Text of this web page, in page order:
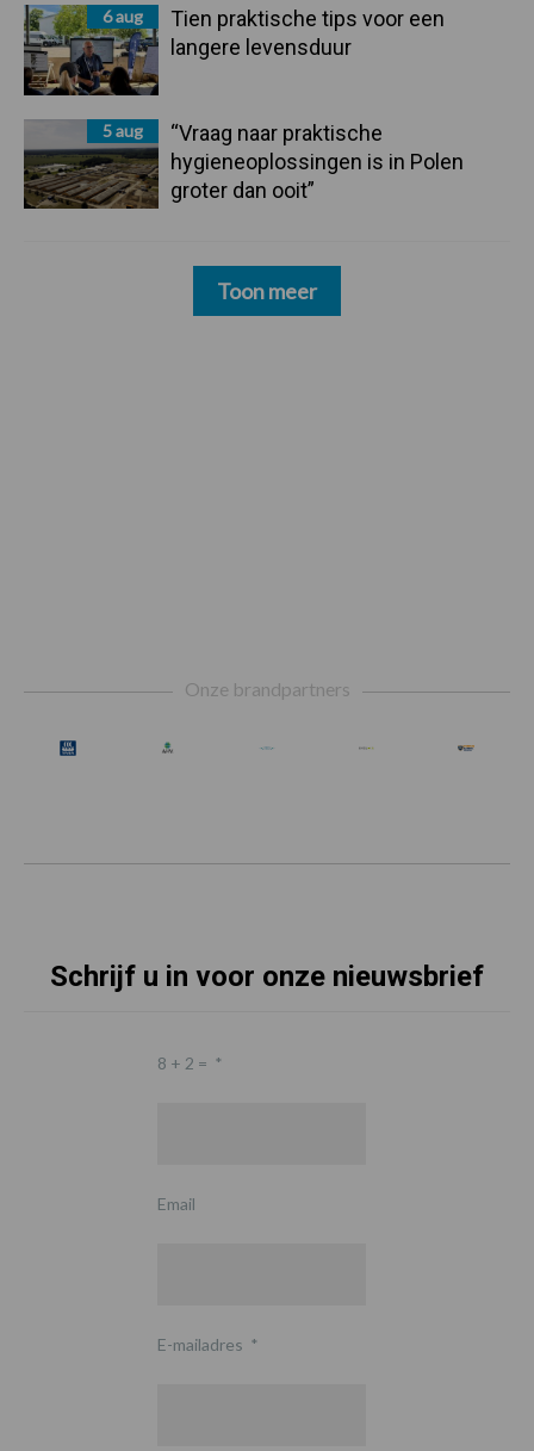
6 aug
Tien praktische tips voor een
langere levensduur
5 aug
“Vraag naar praktische
hygieneoplossingen is in Polen
groter dan ooit”
Toon meer
Onze brandpartners
Schrijf u in voor onze nieuwsbrief
8 + 2 = *
Email
E-mailadres *